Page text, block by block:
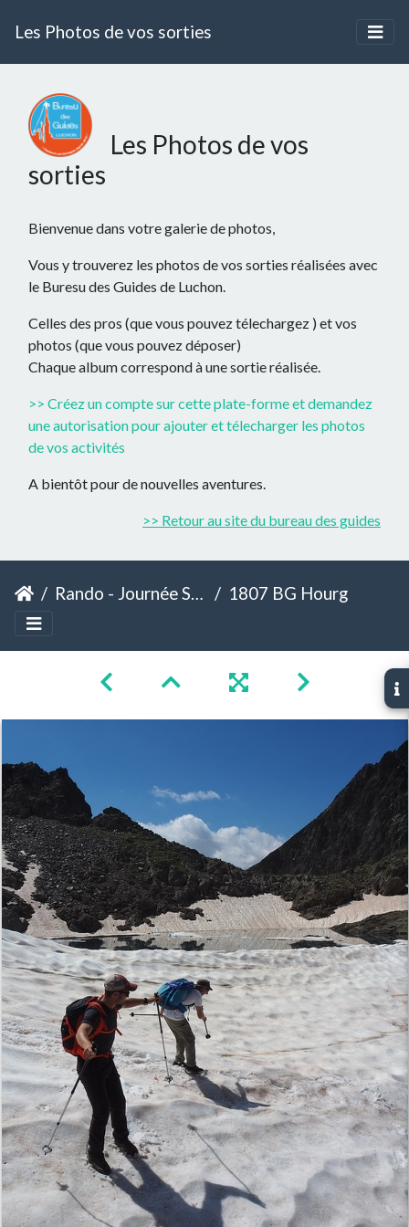
Les Photos de vos sorties
Les Photos de vos
sorties
Bienvenue dans votre galerie de photos,
Vous y trouverez les photos de vos sorties réalisées avec
le Buresu des Guides de Luchon.
Celles des pros (que vous pouvez télechargez ) et vos
photos (que vous pouvez déposer)
Chaque album correspond à une sortie réalisée.
>> Créez un compte sur cette plate-forme et demandez
une autorisation pour ajouter et télecharger les photos
de vos activités
A bientôt pour de nouvelles aventures.
>> Retour au site du bureau des guides
Rando - Journée Sommet - Hourgade 1807 BG Hourgade 28